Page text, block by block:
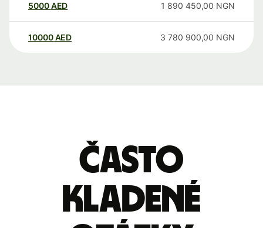
5000AED 1 890 450,00 NGN
10000 AED 3 780 900,00 NGN
Často
kladené